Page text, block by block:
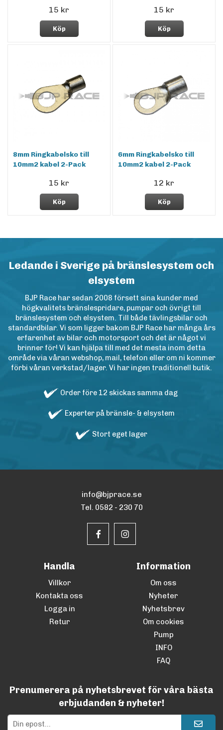
15 kr
Köp
15 kr
Köp
8mm Ringkabelsko till
10mm2 kabel 2-Pack
15 kr
Köp
6mm Ringkabelsko till
10mm2 kabel 2-Pack
12 kr
Köp
Ledande i Sverige på bränslesystem och
elsystem
BJP Race har sedan 2008 försett sina kunder med
högkvalitets bränslespridare, pumpar och övrigt till
bränslesystem och elsystem. Till både tävlingsbilar och
standardbilar. Vi som ligger bakom BJP Race har många års
erfarenhet av bilar och motorsport och det är något vi
brinner för! Vi kan hjälpa till med det mesta inom detta
område via våran webshop, mail, telefon eller om ni kommer
förbi våran verkstad/lager. Vi har ingen traditionell butik.
Order före 12 skickas samma dag
Experter på bränsle- & elsystem
Stort eget lager
info@bjprace.se
Tel. 0582 - 230 70
Handla
Villkor
Kontakta oss
Logga in
Retur
Information
Om oss
Nyheter
Nyhetsbrev
Om cookies
Pump
INFO
FAQ
Prenumerera på nyhetsbrevet för våra bästa
erbjudanden & nyheter!